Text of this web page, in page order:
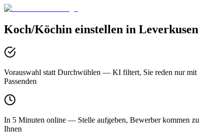
Koch/Köchin einstellen in Leverkusen
Vorauswahl statt Durchwühlen — KI filtert, Sie reden nur mit
Passenden
In 5 Minuten online — Stelle aufgeben, Bewerber kommen zu
Ihnen